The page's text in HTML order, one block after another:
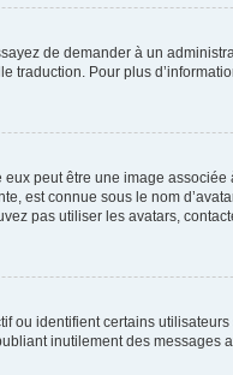
de demander à un
Pour plus
peut être une image
est connue sous le nom
pas utiliser les avatars,
ou identifient certains
inutilement des messages